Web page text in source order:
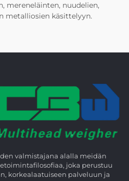
mereneläinten, nuudelien,
metalliosien käsittelyyn.
valmistajana alalla meidän
joka perustuu
korkealaatuiseen palveluun ja